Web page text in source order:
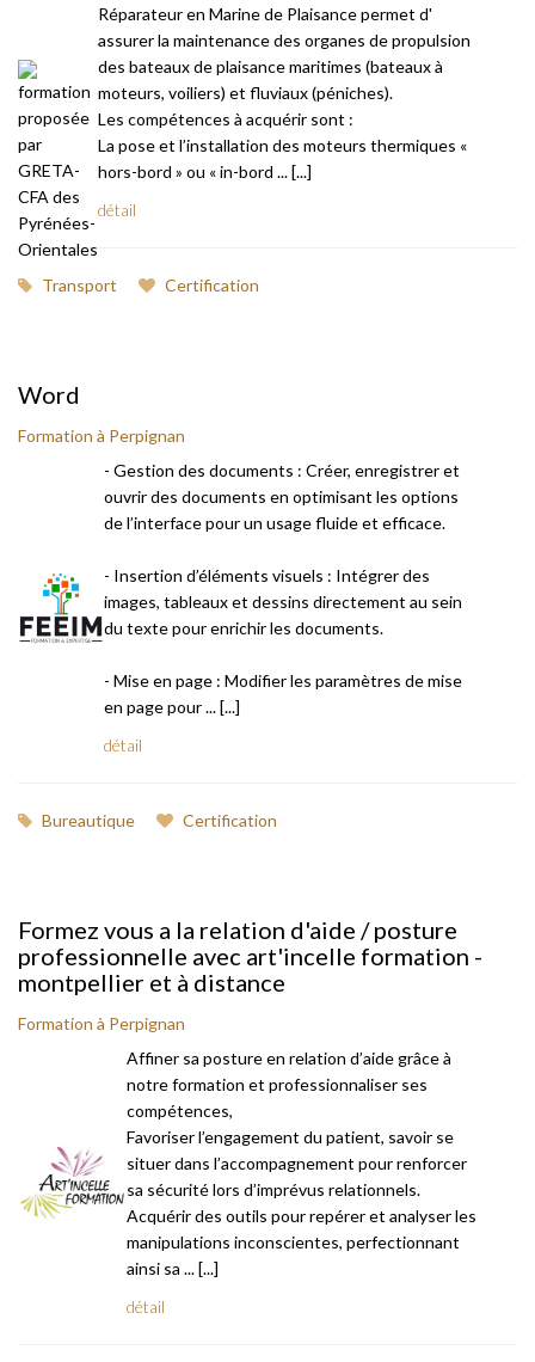
Réparateur en Marine de Plaisance permet d'
assurer la maintenance des organes de propulsion
des bateaux de plaisance maritimes (bateaux à
moteurs, voiliers) et fluviaux (péniches).
Les compétences à acquérir sont :
La pose et l’installation des moteurs thermiques «
hors-bord » ou « in-bord ... [...]
détail
Transport Certification
Word
Formation à Perpignan
- Gestion des documents : Créer, enregistrer et
ouvrir des documents en optimisant les options
de l’interface pour un usage fluide et efficace.
- Insertion d’éléments visuels : Intégrer des
images, tableaux et dessins directement au sein
du texte pour enrichir les documents.
- Mise en page : Modifier les paramètres de mise
en page pour ... [...]
détail
Bureautique Certification
Formez vous a la relation d'aide / posture
professionnelle avec art'incelle formation -
montpellier et à distance
Formation à Perpignan
Affiner sa posture en relation d’aide grâce à
notre formation et professionnaliser ses
compétences,
Favoriser l’engagement du patient, savoir se
situer dans l’accompagnement pour renforcer
sa sécurité lors d’imprévus relationnels.
Acquérir des outils pour repérer et analyser les
manipulations inconscientes, perfectionnant
ainsi sa ... [...]
détail